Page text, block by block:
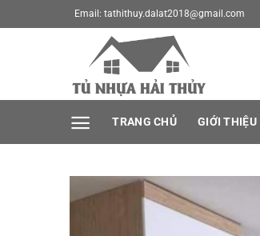
qua
Email: tathithuy.dalat2018@gmail.com
TRANG CHỦ GIỚI THIỆU